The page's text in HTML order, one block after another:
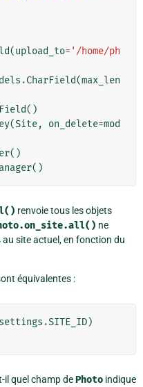
(upload_to= '/home/ph
.CharField(max_len
()
(Site, on_delete=mod
()
()
renvoie tous les objets
ne
au site actuel, en fonction du
équivalentes :
settings .SITE_ID)
il quel champ dePhoto indique